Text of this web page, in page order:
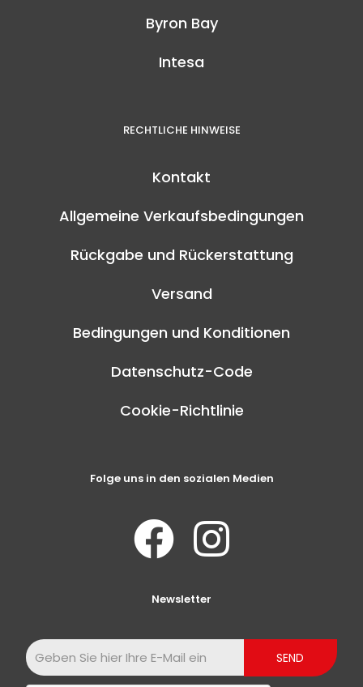
Byron Bay
Intesa
RECHTLICHE HINWEISE
Kontakt
Allgemeine Verkaufsbedingungen
Rückgabe und Rückerstattung
Versand
Bedingungen und Konditionen
Datenschutz-Code
Cookie-Richtlinie
Folge uns in den sozialen Medien
Newsletter